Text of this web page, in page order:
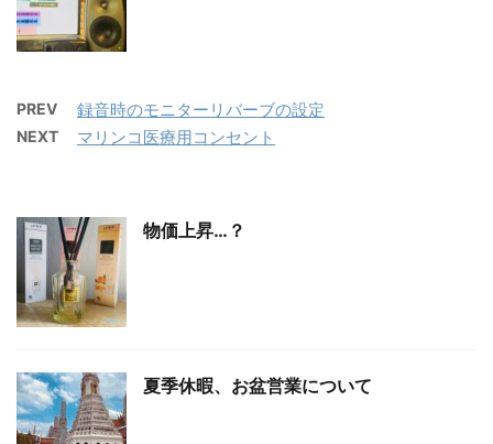
PREV 録音時のモニターリバーブの設定
NEXT マリンコ医療用コンセント
物価上昇…？
夏季休暇、お盆営業について